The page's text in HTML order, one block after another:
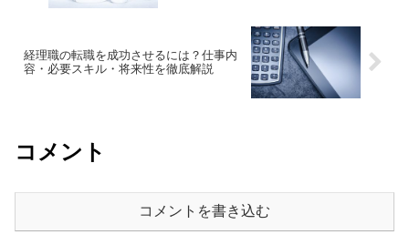
経理職の転職を成功させるには？仕事内
容・必要スキル・将来性を徹底解説
コメント
コメントを書き込む